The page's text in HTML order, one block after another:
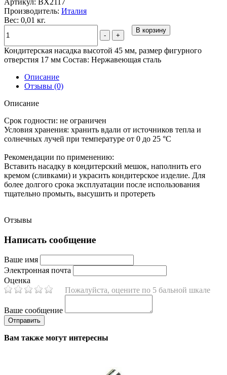
Производитель: Италия
Вес: 0,01 кг.
- +
В корзину
Кондитерская насадка высотой 45 мм, размер фигурного
отверстия 17 мм Состав: Нержавеющая сталь
Описание
Отзывы (0)
Описание
Срок годности: не ограничен
Условия хранения: хранить вдали от источников тепла и
солнечных лучей при температуре от 0 до 25 °C
Рекомендации по применению:
Вставить насадку в кондитерский мешок, наполнить его
кремом (сливками) и украсить кондитерское изделие. Для
более долгого срока эксплуатации после использования
тщательно промыть, высушить и протереть
Отзывы
Написать сообщение
Ваше имя
Электронная почта
Оценка
Пожалуйста, оцените по 5 бальной шкале
Ваше сообщение
Вам также могут интересны